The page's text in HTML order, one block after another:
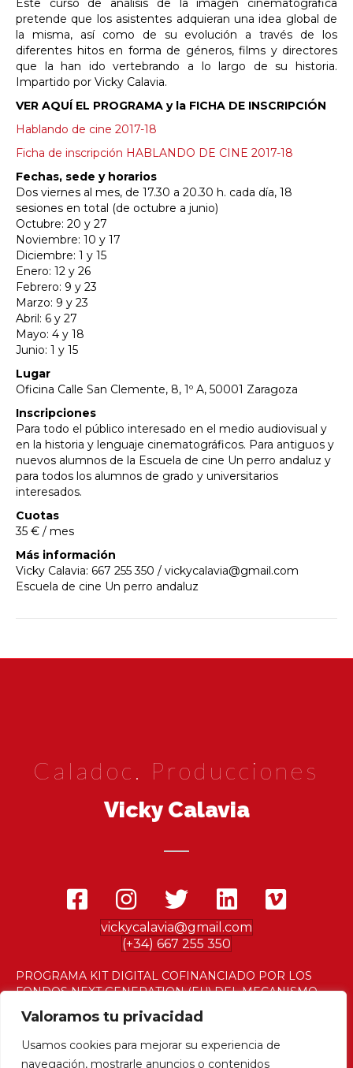
Valoramos tu privacidad
Usamos cookies para mejorar su experiencia de
navegación, mostrarle anuncios o contenidos
Este curso de análisis de la imagen cinematográfica
pretende que los asistentes adquieran una idea global de
la misma, así como de su evolución a través de los
diferentes hitos en forma de géneros, films y directores
que la han ido vertebrando a lo largo de su historia.
Impartido por Vicky Calavia.
VER AQUÍ EL PROGRAMA y la FICHA DE INSCRIPCIÓN
Hablando de cine 2017-18
Ficha de inscripción HABLANDO DE CINE 2017-18
Fechas, sede y horarios
Dos viernes al mes, de 17.30 a 20.30 h. cada día, 18
sesiones en total (de octubre a junio)
Octubre: 20 y 27
Noviembre: 10 y 17
Diciembre: 1 y 15
Enero: 12 y 26
Febrero: 9 y 23
Marzo: 9 y 23
Abril: 6 y 27
Mayo: 4 y 18
Junio: 1 y 15
Lugar
Oficina Calle San Clemente, 8, 1º A, 50001 Zaragoza
Inscripciones
Para todo el público interesado en el medio audiovisual y
en la historia y lenguaje cinematográficos. Para antiguos y
nuevos alumnos de la Escuela de cine Un perro andaluz y
para todos los alumnos de grado y universitarios
interesados.
Cuotas
35 € / mes
Más información
Vicky Calavia: 667 255 350 / vickycalavia@gmail.com
Escuela de cine Un perro andaluz
Caladoc. Producciones
Vicky Calavia
vickycalavia@gmail.com
(+34) 667 255 350
PROGRAMA KIT DIGITAL COFINANCIADO POR LOS
FONDOS NEXT GENERATION (EU) DEL MECANISMO
DE RECUPERACIÓN Y RESILENCIA